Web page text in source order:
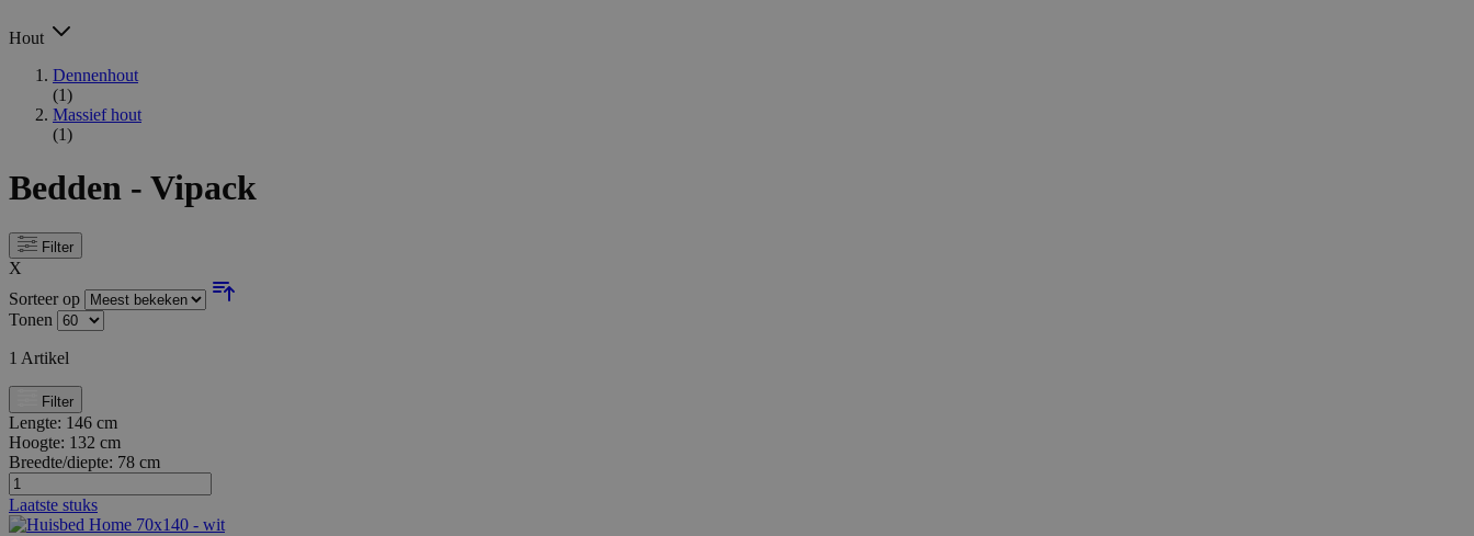
Hout
Dennenhout
(1)
Massief hout
(1)
Bedden - Vipack
Filter
X
Sorteer op
Tonen
1 Artikel
Filter
Lengte: 146 cm
Hoogte: 132 cm
Breedte/diepte: 78 cm
Laatste stuks